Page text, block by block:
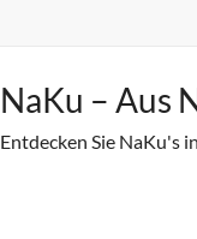
NaKu – Aus
Entdecken Sie NaKu's